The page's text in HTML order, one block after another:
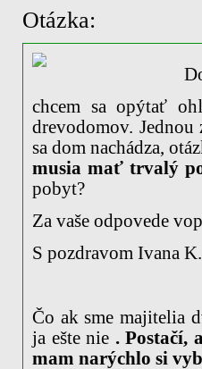
Otázka:
chcem sa opýtať
drevodomov.
sa dom nachádza,
musia mať trvalý
pobyt?
Za vaše odpovede
S pozdravom Ivana K.
Čo ak sme majitelia
ja ešte nie . Postačí,
mam narýchlo si